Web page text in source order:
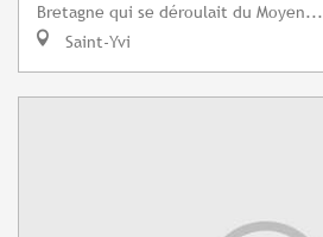
Bretagne qui se déroulait du Moyen...
Saint-Yvi